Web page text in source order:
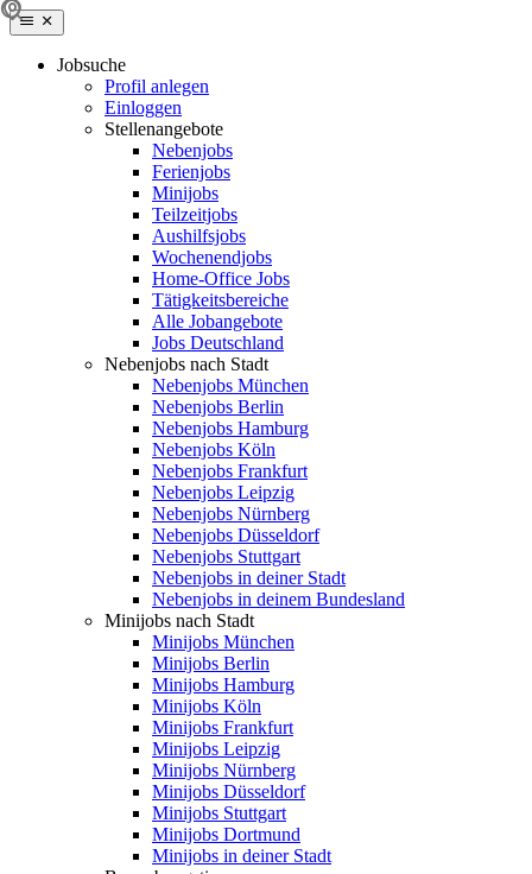
Jobsuche
Profil anlegen
Einloggen
Stellenangebote
Nebenjobs
Ferienjobs
Minijobs
Teilzeitjobs
Aushilfsjobs
Wochenendjobs
Home-Office Jobs
Tätigkeitsbereiche
Alle Jobangebote
Jobs Deutschland
Nebenjobs nach Stadt
Nebenjobs München
Nebenjobs Berlin
Nebenjobs Hamburg
Nebenjobs Köln
Nebenjobs Frankfurt
Nebenjobs Leipzig
Nebenjobs Nürnberg
Nebenjobs Düsseldorf
Nebenjobs Stuttgart
Nebenjobs in deiner Stadt
Nebenjobs in deinem Bundesland
Minijobs nach Stadt
Minijobs München
Minijobs Berlin
Minijobs Hamburg
Minijobs Köln
Minijobs Frankfurt
Minijobs Leipzig
Minijobs Nürnberg
Minijobs Düsseldorf
Minijobs Stuttgart
Minijobs Dortmund
Minijobs in deiner Stadt